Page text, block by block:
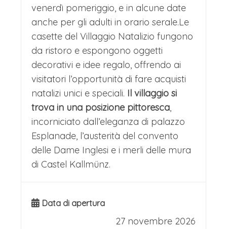
In serata rientro in hotel 3 stelle o
superiore.
CENA E PERNOTTAMENTO IN
HOTEL
Cena inclusa in hotel e pernottamento.
Mercatini di Natale Trentino: Giorno 2
COLAZIONE
Prima colazione in hotel.
I MERCATINI DI NATALE DI
Trasferimento a Bolzano, e tempo
venerdì pomeriggio, e in alcune date
anche per gli adulti in orario serale.Le
casette del Villaggio Natalizio fungono
da ristoro e espongono oggetti
decorativi e idee regalo, offrendo ai
visitatori l’opportunità di fare acquisti
natalizi unici e speciali. Il villaggio si
trova in una posizione pittoresca,
incorniciato dall’eleganza di palazzo
Esplanade, l’austerità del convento
delle Dame Inglesi e i merli delle mura
di Castel Kallmünz.
Data di apertura
27 novembre 2026